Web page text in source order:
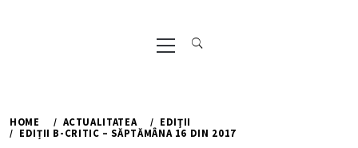
Primary
Menu
HOME ACTUALITATEA
EDIŢII
EDIȚII B-CRITIC – SĂPTĂMÂNA 16 DIN 2017